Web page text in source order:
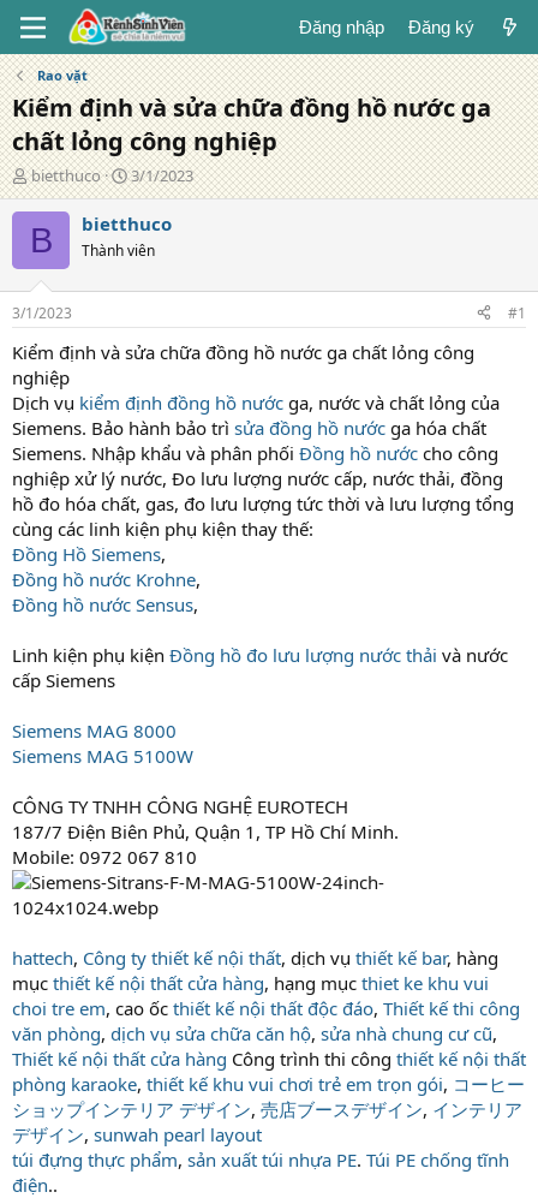
Đăng nhập Đăng ký
Rao vặt
Kiểm định và sửa chữa đồng hồ nước ga
chất lỏng công nghiệp
T
á
c
g
ả
bietthuco
N
g
à
y
đ
g
3/1/2023
B bietthuco
Thành viên
3/1/2023 #1
Kiểm định và sửa chữa đồng hồ nước ga chất lỏng công
nghiệp
Dịch vụ kiểm định đồng hồ nước ga, nước và chất lỏng của
Siemens. Bảo hành bảo trì sửa đồng hồ nước ga hóa chất
Siemens. Nhập khẩu và phân phối Đồng hồ nước cho công
nghiệp xử lý nước, Đo lưu lượng nước cấp, nước thải, đồng
hồ đo hóa chất, gas, đo lưu lượng tức thời và lưu lượng tổng
cùng các linh kiện phụ kiện thay thế:
Đồng Hồ Siemens,
Đồng hồ nước Krohne,
Đồng hồ nước Sensus,
Linh kiện phụ kiện Đồng hồ đo lưu lượng nước thải và nước
cấp Siemens
Siemens MAG 8000
Siemens MAG 5100W
CÔNG TY TNHH CÔNG NGHỆ EUROTECH
187/7 Điện Biên Phủ, Quận 1, TP Hồ Chí Minh.
Mobile: 0972 067 810
hattech, Công ty thiết kế nội thất, dịch vụ thiết kế bar, hàng
mục thiết kế nội thất cửa hàng, hạng mục thiet ke khu vui
choi tre em, cao ốc thiết kế nội thất độc đáo, Thiết kế thi công
văn phòng, dịch vụ sửa chữa căn hộ, sửa nhà chung cư cũ,
Thiết kế nội thất cửa hàng Công trình thi công thiết kế nội thất
phòng karaoke, thiết kế khu vui chơi trẻ em trọn gói, コーヒー
ショップインテリア デザイン, 売店ブースデザイン, インテリア
デザイン, sunwah pearl layout
túi đựng thực phẩm, sản xuất túi nhựa PE. Túi PE chống tĩnh
điện..